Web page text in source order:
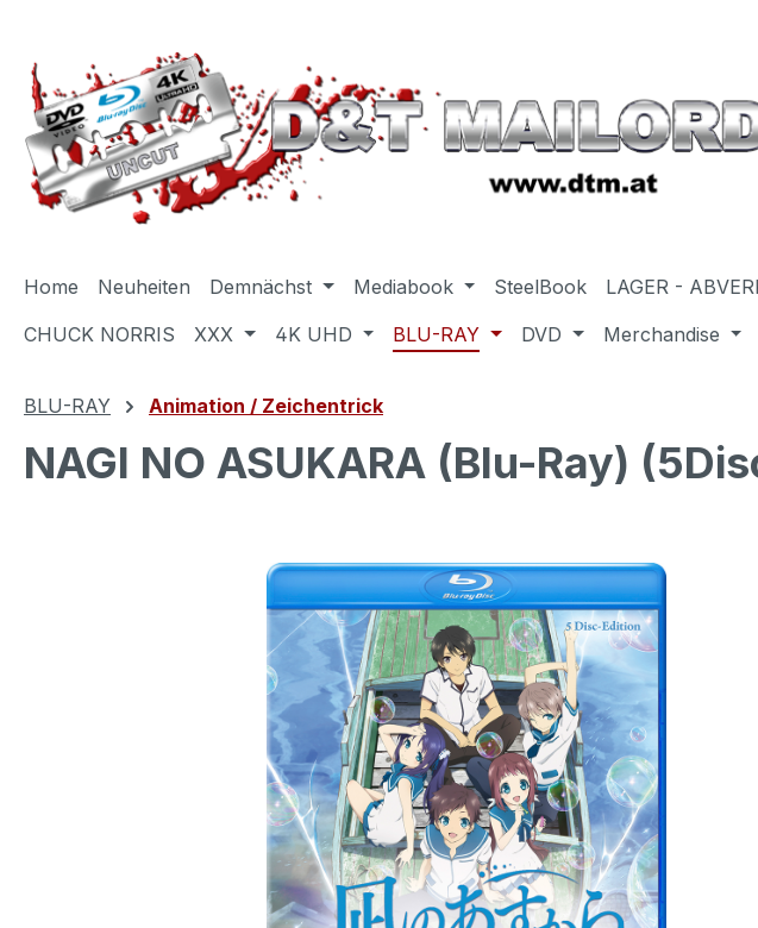
Home Neuheiten Demnächst Mediabook SteelBook LAGER -
CHUCK NORRIS
XXX 4K UHD BLU-RAY DVD Merchandise
BLU-RAY Animation / Zeichentrick
NAGI NO ASUKARA (Blu-Ray)